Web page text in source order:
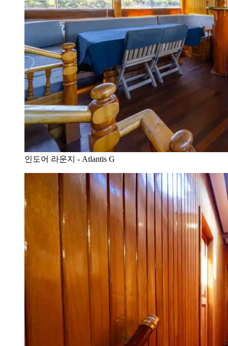
인도어 라운지 - Atlantis G